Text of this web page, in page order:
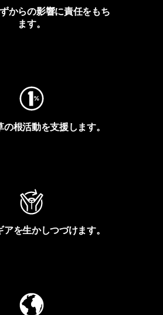
からの影響に責任をもち
ます。
根活動を支援します。
を生かしつづけます。